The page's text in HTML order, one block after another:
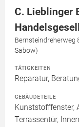
C. Lieblinger
Bernsteindreherweg
Sabow)
TÄTIGKEITEN
Reparatur,
GEBÄUDETEILE
Kunststofffenster,
Terrassentür,